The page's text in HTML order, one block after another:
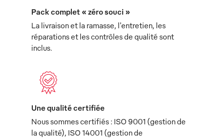
Pack complet « zéro souci »
La livraison et la ramasse, l'entretien, les
réparations et les contrôles de qualité sont
inclus.
Une qualité certifiée
Nous sommes certifiés : ISO 9001 (gestion de
la qualité), ISO 14001 (gestion de